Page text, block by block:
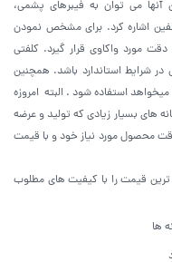
آنها می توان به فیبرهای پشمی،
اشاره کرد. برای مشخص نمودن
مورد واکاوی قرار گیرد. کلفتی
شرایط استاندارد باشد. همچنین
استفاده شود . البته امروزه
های بسیار زیادی که تولید و عرضه
محصول مورد نیاز خود و با قیمت
ترین قیمت را با کیفیت های مطلوب
ها